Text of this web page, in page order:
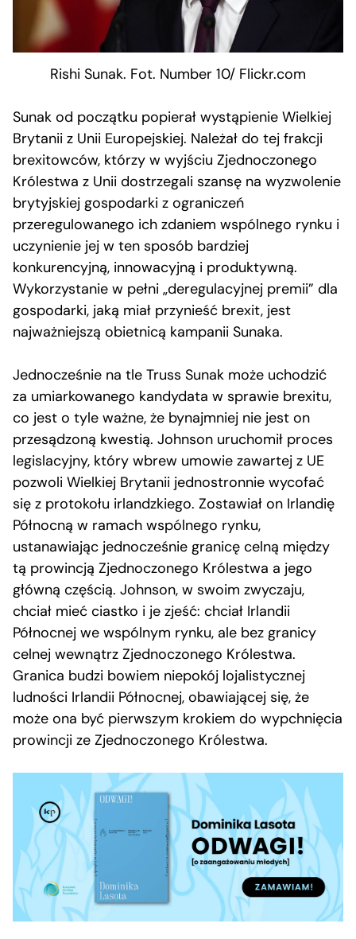
Rishi Sunak. Fot. Number 10/ Flickr.com
Sunak od początku popierał wystąpienie Wielkiej
Brytanii z Unii Europejskiej. Należał do tej frakcji
brexitowców, którzy w wyjściu Zjednoczonego
Królestwa z Unii dostrzegali szansę na wyzwolenie
brytyjskiej gospodarki z ograniczeń
przeregulowanego ich zdaniem wspólnego rynku i
uczynienie jej w ten sposób bardziej
konkurencyjną, innowacyjną i produktywną.
Wykorzystanie w pełni „deregulacyjnej premii” dla
gospodarki, jaką miał przynieść brexit, jest
najważniejszą obietnicą kampanii Sunaka.
Jednocześnie na tle Truss Sunak może uchodzić
za umiarkowanego kandydata w sprawie brexitu,
co jest o tyle ważne, że bynajmniej nie jest on
przesądzoną kwestią. Johnson uruchomił proces
legislacyjny, który wbrew umowie zawartej z UE
pozwoli Wielkiej Brytanii jednostronnie wycofać
się z protokołu irlandzkiego. Zostawiał on Irlandię
Północną w ramach wspólnego rynku,
ustanawiając jednocześnie granicę celną między
tą prowincją Zjednoczonego Królestwa a jego
główną częścią. Johnson, w swoim zwyczaju,
chciał mieć ciastko i je zjeść: chciał Irlandii
Północnej we wspólnym rynku, ale bez granicy
celnej wewnątrz Zjednoczonego Królestwa.
Granica budzi bowiem niepokój lojalistycznej
ludności Irlandii Północnej, obawiającej się, że
może ona być pierwszym krokiem do wypchnięcia
prowincji ze Zjednoczonego Królestwa.